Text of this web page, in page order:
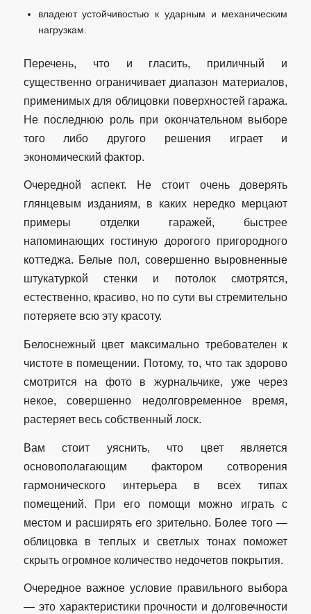
владеют устойчивостью к ударным и механическим
нагрузкам.
Перечень, что и гласить, приличный и
существенно ограничивает диапазон материалов,
применимых для облицовки поверхностей гаража.
Не последнюю роль при окончательном выборе
того либо другого решения играет и
экономический фактор.
Очередной аспект. Не стоит очень доверять
глянцевым изданиям, в каких нередко мерцают
примеры отделки гаражей, быстрее
напоминающих гостиную дорогого пригородного
коттеджа. Белые пол, совершенно выровненные
штукатуркой стенки и потолок смотрятся,
естественно, красиво, но по сути вы стремительно
потеряете всю эту красоту.
Белоснежный цвет максимально требователен к
чистоте в помещении. Потому, то, что так здорово
смотрится на фото в журнальчике, уже через
некое, совершенно недолговременное время,
растеряет весь собственный лоск.
Вам стоит уяснить, что цвет является
основополагающим фактором сотворения
гармонического интерьера в всех типах
помещений. При его помощи можно играть с
местом и расширять его зрительно. Более того —
облицовка в теплых и светлых тонах поможет
скрыть огромное количество недочетов покрытия.
Очередное важное условие правильного выбора
— это характеристики прочности и долговечности